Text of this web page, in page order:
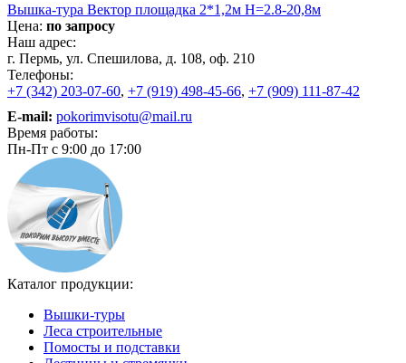
Вышка-тура Вектор площадка 2*1,2м Н=2.8-20,8м
Цена: по запросу
Наш адрес:
г. Пермь, ул. Спешилова, д. 108, оф. 210
Телефоны:
+7 (342) 203-07-60, +7 (919) 498-45-66, +7 (909) 111-87-42
E-mail: pokorimvisotu@mail.ru
Время работы:
Пн-Пт с 9:00 до 17:00
Каталог продукции:
Вышки-туры
Леса строительные
Помосты и подставки